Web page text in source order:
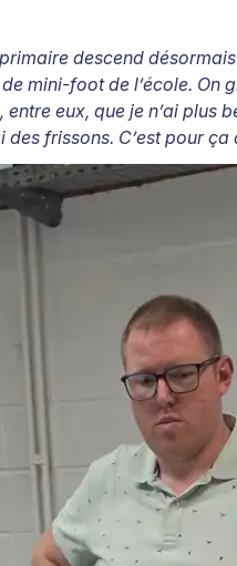
descend
mini-foot de l’école. On
eux, que je n’ai plus
frissons. C’est pour ça